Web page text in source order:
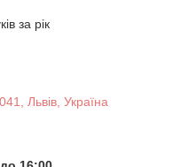
за рік
Львів, Україна